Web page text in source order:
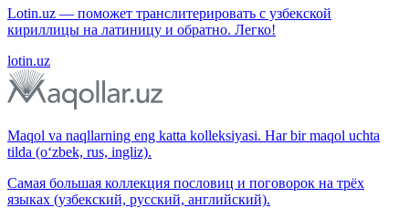
Lotin.uz — поможет транслитерировать с узбекской
кириллицы на латиницу и обратно. Легко!
lotin.uz
Maqol va naqllarning eng katta kolleksiyasi. Har bir maqol uchta
tilda (o‘zbek, rus, ingliz).
Самая большая коллекция пословиц и поговорок на трёх
языках (узбекский, русский, английский).